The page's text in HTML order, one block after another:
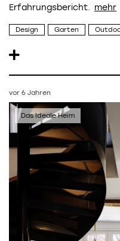
Erfahrungsbericht.
Design Garten
vor 6 Jahren